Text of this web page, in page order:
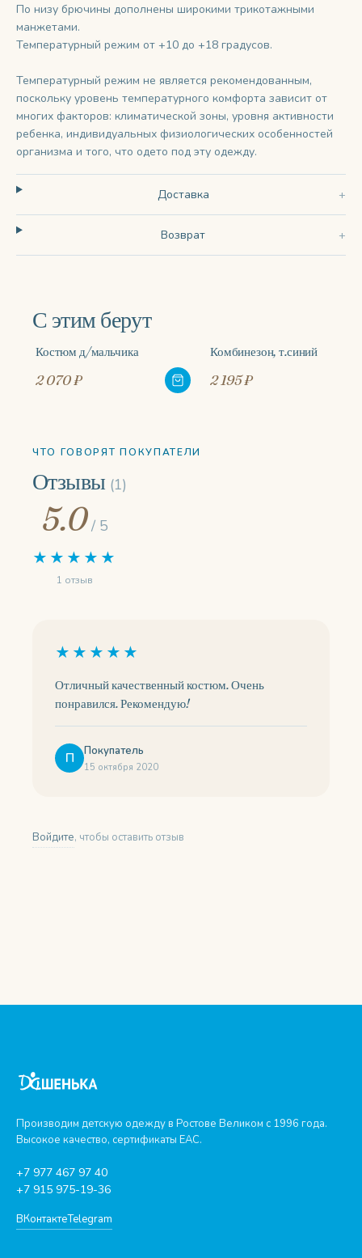
По низу брючины дополнены широкими трикотажными
манжетами.
Температурный режим от +10 до +18 градусов.
Температурный режим не является рекомендованным,
поскольку уровень температурного комфорта зависит от
многих факторов: климатической зоны, уровня активности
ребенка, индивидуальных физиологических особенностей
организма и того, что одето под эту одежду.
Доставка
Возврат
С этим берут
Костюм д/мальчика
2 070 ₽
Комбинезон, т.синий
2 195 ₽
ЧТО ГОВОРЯТ ПОКУПАТЕЛИ
Отзывы (1)
5.0/ 5
★★★★★
1 отзыв
★★★★★
Отличный качественный костюм. Очень
понравился. Рекомендую!
П Покупатель
15 октября 2020
Войдите, чтобы оставить отзыв
Производим детскую одежду в Ростове Великом с 1996 года.
Высокое качество, сертификаты ЕАС.
+7 977 467 97 40
+7 915 975-19-36
ВКонтактеTelegram